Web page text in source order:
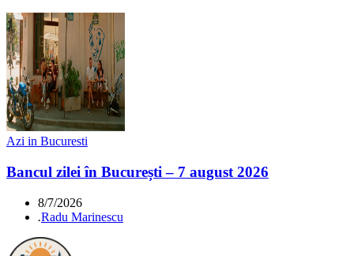
Azi in Bucuresti
Bancul zilei în București – 7 august 2026
8/7/2026
.Radu Marinescu